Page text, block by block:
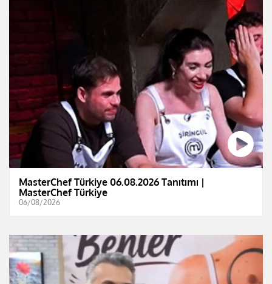
MasterChef Türkiye 06.08.2026 Tanıtımı |
MasterChef Türkiye
06/08/2026